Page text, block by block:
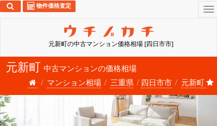
元新町の中古マンション価格相場 [四日市市]
物件価格査定
元新町 中古マンションの価格相場
マンション相場
三重県 四日市市 元新町